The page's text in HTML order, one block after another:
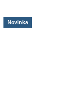
Novinka